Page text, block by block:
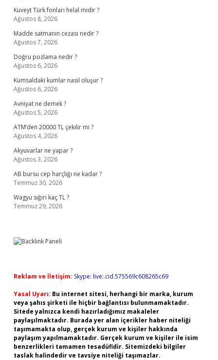
Kuveyt Türk fonları helal midir ?
Ağustos 8, 2026
Madde satmanın cezası nedir ?
Ağustos 7, 2026
Doğru pozlama nedir ?
Ağustos 6, 2026
Kumsaldaki kumlar nasıl oluşur ?
Ağustos 6, 2026
Avniyat ne demek ?
Ağustos 5, 2026
ATM’den 20000 TL çekilir mi ?
Ağustos 4, 2026
Akyuvarlar ne yapar ?
Ağustos 3, 2026
AB bursu cep harçlığı ne kadar ?
Temmuz 30, 2026
Wagyu sığırı kaç TL ?
Temmuz 29, 2026
Reklam ve İletişim: Skype: live:.cid.575569c608265c69
Yasal Uyarı: Bu internet sitesi, herhangi bir marka, kurum
veya şahıs şirketi ile hiçbir bağlantısı bulunmamaktadır.
Sitede yalnızca kendi hazırladığımız makaleler
paylaşılmaktadır. Burada yer alan içerikler haber niteliği
taşımamakta olup, gerçek kurum ve kişiler hakkında
paylaşım yapılmamaktadır. Gerçek kurum ve kişiler ile isim
benzerlikleri tamamen tesadüfidir. Sitemizdeki bilgiler
taslak halindedir ve tavsiye niteliği taşımazlar.